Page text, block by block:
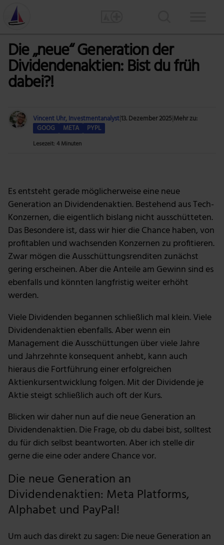
Die „neue“ Generation der
Dividendenaktien: Bist du früh
dabei?!
Vincent Uhr, Investmentanalyst13. Dezember 2025Mehr zu:
GOOG
META PYPL
Lesezeit: 4 Minuten
Es entsteht gerade möglicherweise eine neue
Generation an Dividendenaktien. Bestehend aus Tech-
Konzernen, die eigentlich bislang nicht ausschütteten.
Das Besondere ist, dass wir hier die Chance haben, von
profitablen und wachsenden Konzernen zu profitieren.
Zwar mögen die Ausschüttungsrenditen zunächst
gering erscheinen. Aber die Anteile am Gewinn sind es
ebenfalls und könnten langfristig weiter erhöht
werden.
Viele Dividenden begannen schließlich mal klein. Viele
Dividendenaktien ebenfalls. Aber wenn ein
Management die Ausschüttungen über viele Jahre
und Jahrzehnte konsequent anhebt, kann auch
hieraus die Fortführung einer erfolgreichen
Aktienkursentwicklung folgen. Mit der Dividende je
Aktie steigt schließlich auch oft der Kurs.
Blicken wir daher nun auf die neue Generation an
Dividendenaktien. Die Frage, ob du dabei bist, solltest
du für dich selbst beantworten. Aber ich stelle dir
gerne die eine oder andere Chance vor.
Die neue Generation an
Dividendenaktien: Meta Platforms,
Alphabet und PayPal!
Um auch das direkt zu sagen: Die neue Generation an